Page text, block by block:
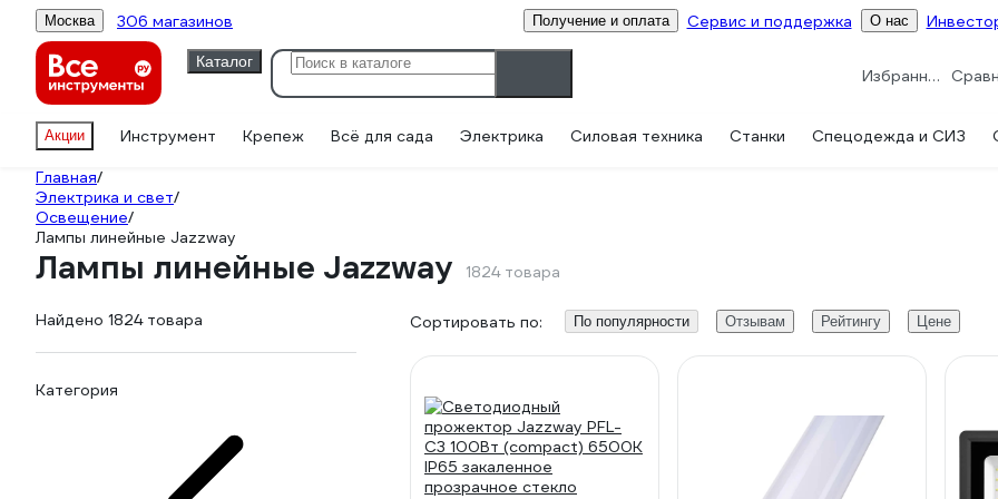
Москва 306 магазинов Получение и оплата Сервис и поддержка О нас
Каталог
Избранное
Акции Инструмент Крепеж Всё для сада Электрика Силовая техника Станки Спецодежда и СИЗ
Главная/
Электрика и свет/
Освещение/
Лампы линейные Jazzway
Лампы линейные Jazzway 1824 товара
Найдено 1824 товара
Категория
Сортировать по: По популярности Отзывам Рейтингу Цене